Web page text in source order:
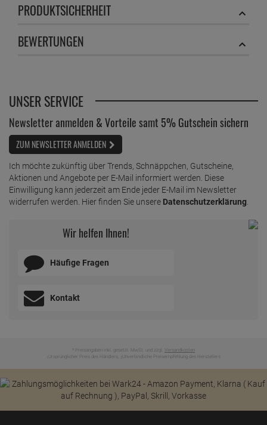
PRODUKTSICHERHEIT
BEWERTUNGEN
UNSER SERVICE
Newsletter anmelden & Vorteile samt 5% Gutschein sichern
ZUM NEWSLETTER ANMELDEN
Ich möchte zukünftig über Trends, Schnäppchen, Gutscheine,
Aktionen und Angebote per E-Mail informiert werden. Diese
Einwilligung kann jederzeit am Ende jeder E-Mail im Newsletter
widerrufen werden. Hier finden Sie unsere Datenschutzerklärung
Wir helfen Ihnen!
Häufige Fragen
Kontakt
* Preisangaben inkl. gesetzl. MwSt. und zzgl. Versandkosten
Ursprünglicher Preis des Händlers, Unverbindliche Preisempfehlung des Herstellers